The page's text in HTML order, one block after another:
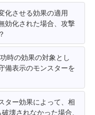
化させる効果の適用
効化された場合、攻撃
時の効果の対象とし
備表示のモンスターを
ター効果によって、相
壊されなかった場合、